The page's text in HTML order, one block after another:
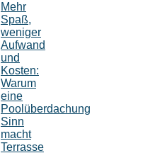
Mehr
Spaß,
weniger
Aufwand
und
Kosten:
Warum
eine
Poolüberdachung
Sinn
macht
Terrasse